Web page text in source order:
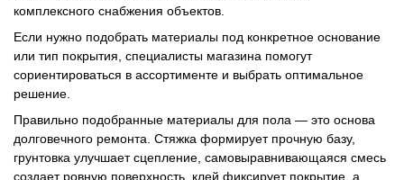
комплексного снабжения объектов.
Если нужно подобрать материалы под конкретное основание
или тип покрытия, специалисты магазина помогут
сориентироваться в ассортименте и выбрать оптимальное
решение.
Правильно подобранные материалы для пола — это основа
долговечного ремонта. Стяжка формирует прочную базу,
грунтовка улучшает сцепление, самовыравнивающаяся смесь
создает ровную поверхность, клей фиксирует покрытие, а